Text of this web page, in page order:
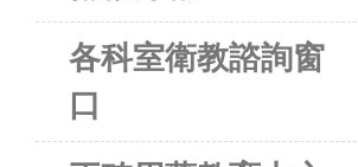
各科室衛教諮詢窗
口